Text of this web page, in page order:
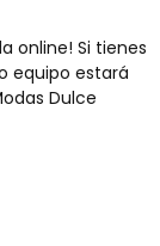
online! Si tienes
equipo estará
Dulce